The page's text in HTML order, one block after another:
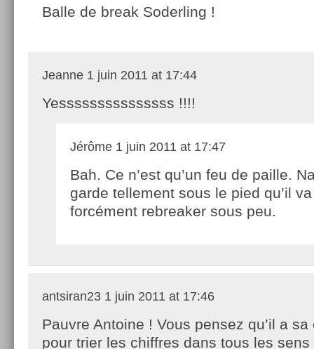
Balle de break Soderling !
Jeanne 1 juin 2011 at 17:44
Yesssssssssssssss !!!!
Jérôme 1 juin 2011 at 17:47
Bah. Ce n’est qu’un feu de paille.
garde tellement sous le pied qu’il va
forcément rebreaker sous peu.
antsiran23 1 juin 2011 at 17:46
Pauvre Antoine ! Vous pensez qu’il a
pour trier les chiffres dans tous les sens